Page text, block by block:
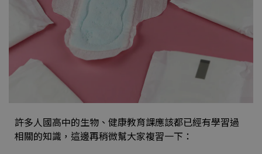
許多人國高中的生物、健康教育課應該都已經有學習過
相關的知識，這邊再稍微幫大家複習一下：